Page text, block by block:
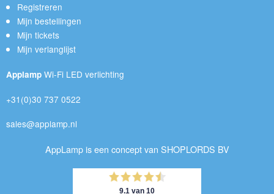
Registreren
Mijn bestellingen
Mijn tickets
Mijn verlanglijst
Applamp Wi-Fi LED verlichting
+31(0)30 737 0522
sales@applamp.nl
AppLamp is een concept van SHOPLORDS BV